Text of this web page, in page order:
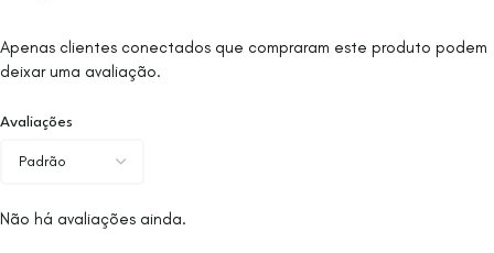
Avaliações
Não há avaliações ainda.
Apenas clientes conectados que compraram este produto podem
deixar uma avaliação.